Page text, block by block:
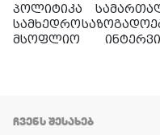
პოლიტიკა
სამხედრო
მსოფლიო
ᲩᲕᲔᲜᲡ ᲨᲔᲡᲐᲮᲔᲑ